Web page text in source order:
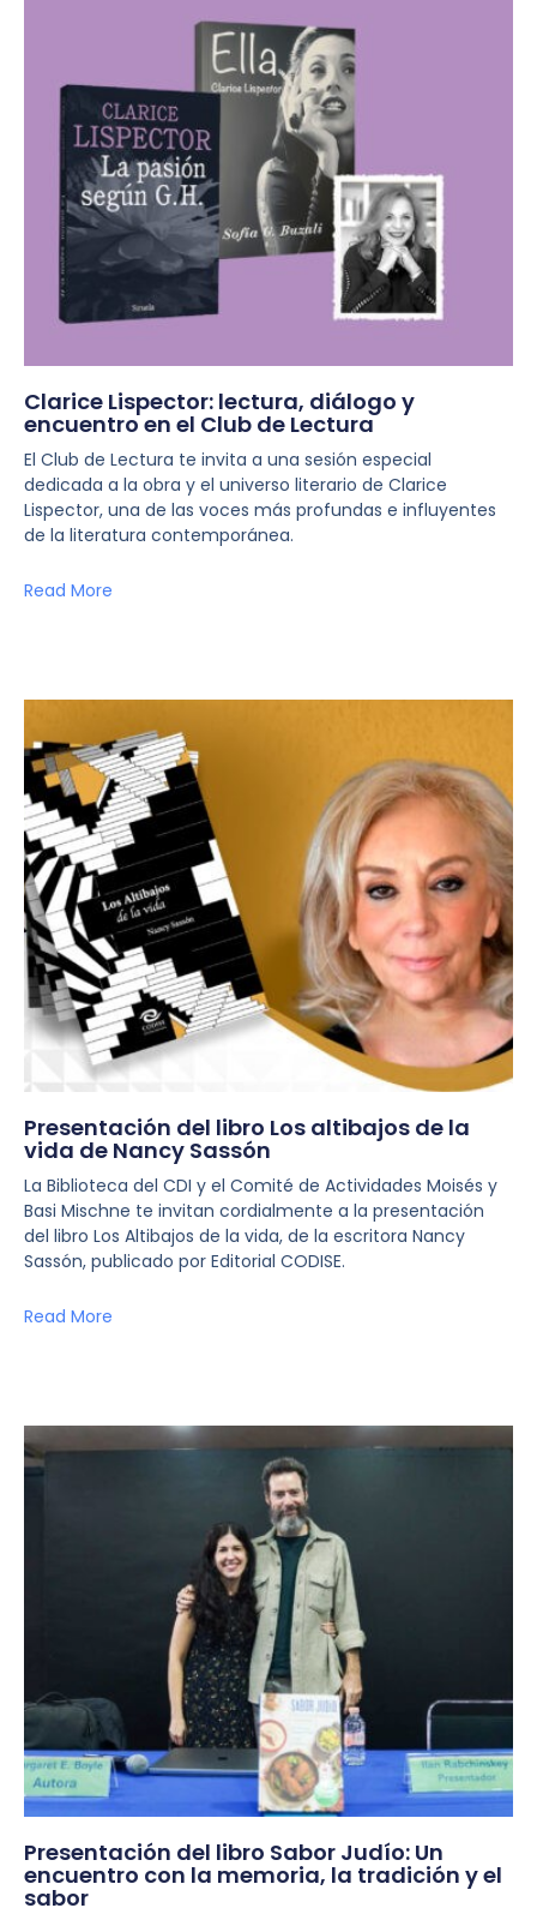
Clarice Lispector: lectura, diálogo y
encuentro en el Club de Lectura
El Club de Lectura te invita a una sesión especial
dedicada a la obra y el universo literario de Clarice
Lispector, una de las voces más profundas e influyentes
de la literatura contemporánea.
Read More
Presentación del libro Los altibajos de la
vida de Nancy Sassón
La Biblioteca del CDI y el Comité de Actividades Moisés y
Basi Mischne te invitan cordialmente a la presentación
del libro Los Altibajos de la vida, de la escritora Nancy
Sassón, publicado por Editorial CODISE.
Read More
Presentación del libro Sabor Judío: Un
encuentro con la memoria, la tradición y el
sabor